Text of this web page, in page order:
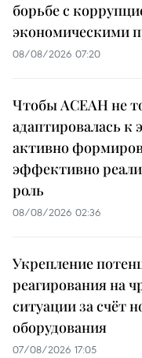
борьбе с
экономическими
08/08/2026 07:20
Чтобы АСЕАН не
адаптировалась к
активно
эффективно
роль
08/08/2026 02:36
Укрепление
реагирования на
ситуации за счёт
оборудования
07/08/2026 17:05